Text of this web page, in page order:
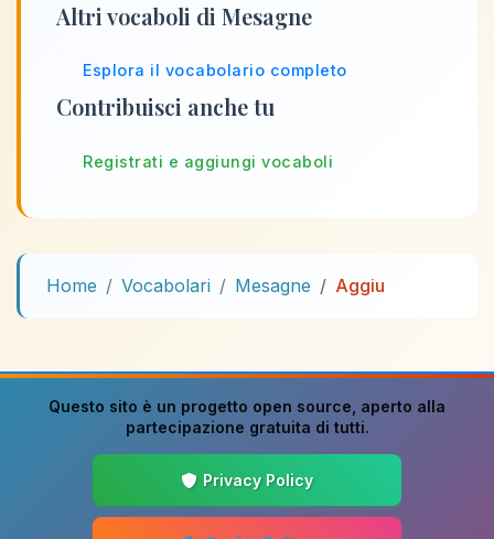
Altri vocaboli di Mesagne
Esplora il vocabolario completo
Contribuisci anche tu
Registrati e aggiungi vocaboli
Home Vocabolari Mesagne Aggiu
Questo sito è un progetto open source , aperto alla
partecipazione gratuita di tutti.
Privacy Policy